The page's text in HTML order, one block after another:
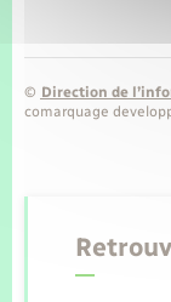
© Direction de
comarquage